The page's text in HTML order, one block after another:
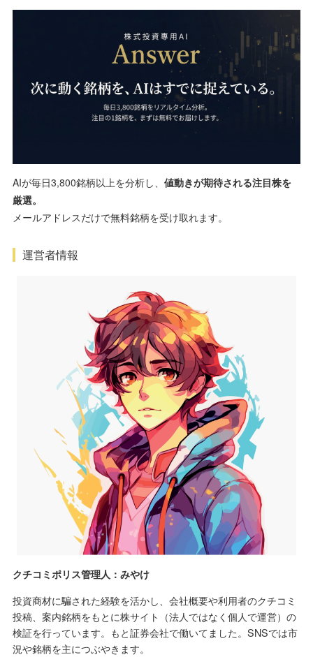
AIが毎日3,800銘柄以上を分析し、 値動きが期待される注目株を
厳選。
メールアドレスだけで無料銘柄を受け取れます。
運営者情報
クチコミポリス管理人：みやけ
投資商材に騙された経験を活かし、会社概要や利用者のクチコミ
投稿、案内銘柄をもとに株サイト（法人ではなく個人で運営）の
検証を行っています。もと証券会社で働いてました。SNSでは市
況や銘柄を主につぶやきます。